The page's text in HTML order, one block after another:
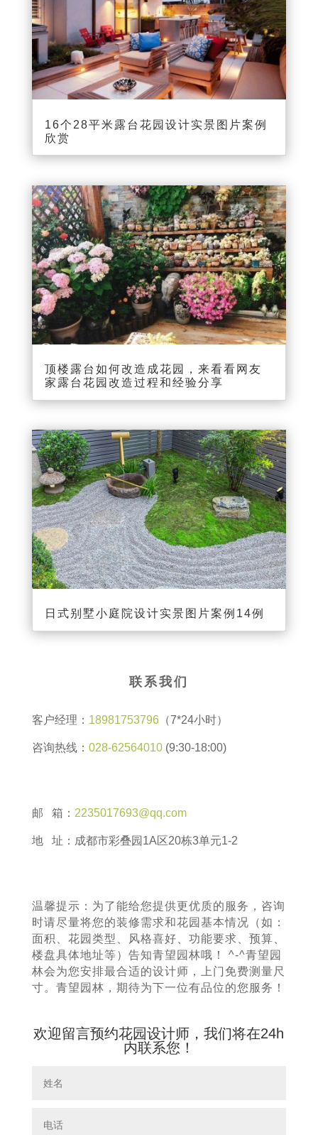
16个28平米露台花园设计实景图片案例
欣赏
顶楼露台如何改造成花园，来看看网友
家露台花园改造过程和经验分享
日式别墅小庭院设计实景图片案例14例
联系我们
客户经理： 18981753796（7*24小时）
咨询热线： 028-62564010(9:30-18:00)
邮 箱： 2235017693@qq.com
地 址：成都市彩叠园1A区20栋3单元1-2
温馨提示：为了能给您提供更优质的服务，咨询
时请尽量将您的装修需求和花园基本情况（如：
面积、花园类型、风格喜好、功能要求、预算、
楼盘具体地址等）告知青望园林哦！ ^-^青望园
林会为您安排最合适的设计师，上门免费测量尺
寸。青望园林，期待为下一位有品位的您服务！
欢迎留言预约花园设计师，我们将在24h
内联系您！